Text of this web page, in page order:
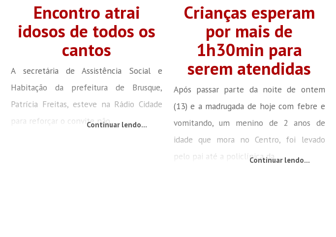
Encontro atrai
idosos de todos os
cantos
A secretária de Assistência Social e
Habitação da prefeitura de Brusque,
Patrícia Freitas, esteve na Rádio Cidade
para reforçar o convite não...Continuar lendo...
Crianças esperam
por mais de
1h30min para
serem atendidas
Após passar parte da noite de ontem
(13) e a madrugada de hoje com febre e
vomitando, um menino de 2 anos de
idade que mora no Centro, foi levado
pelo pai até a policlínica da...Continuar lendo...